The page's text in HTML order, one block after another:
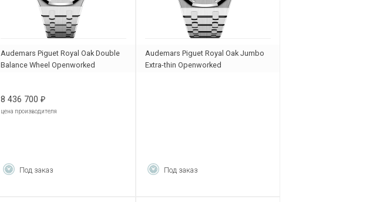
Audemars Piguet Royal Oak Double
Balance Wheel Openworked
8 436 700 ₽
цена производителя
Под заказ
Audemars Piguet Royal Oak Jumbo
Extra-thin Openworked
Под заказ